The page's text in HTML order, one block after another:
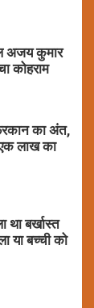
अजय कुमार
कोहराम
का अंत,
लाख का
बर्खास्त
या बच्ची को